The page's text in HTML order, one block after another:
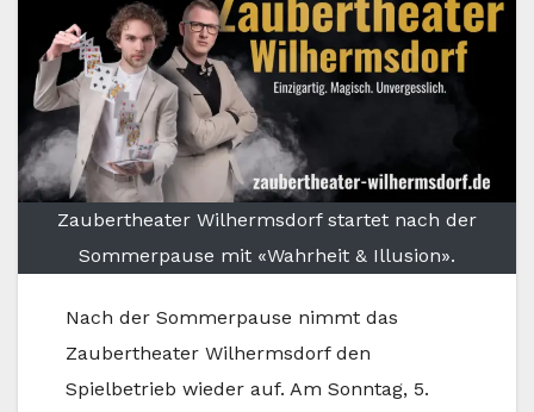
Zaubertheater Wilhermsdorf startet nach der
Sommerpause mit «Wahrheit & Illusion».
Nach der Sommerpause nimmt das
Zaubertheater Wilhermsdorf den
Spielbetrieb wieder auf. Am Sonntag, 5.